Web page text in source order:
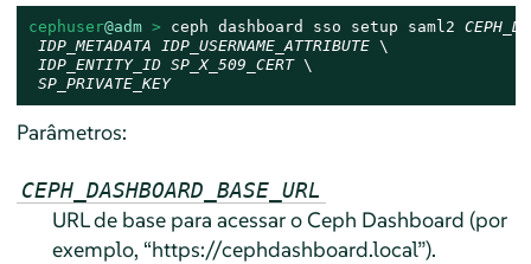
cephuser@adm > ceph dashboard sso setup saml2
IDP_METADATA
IDP_USERNAME_ATTRIBUTE \
IDP_ENTITY_ID SP_X_509_CERT \
SP_PRIVATE_KEY
Parâmetros:
CEPH_DASHBOARD_BASE_URL
URL de base para acessar o Ceph Dashboard (por
exemplo, “https://cephdashboard.local”).